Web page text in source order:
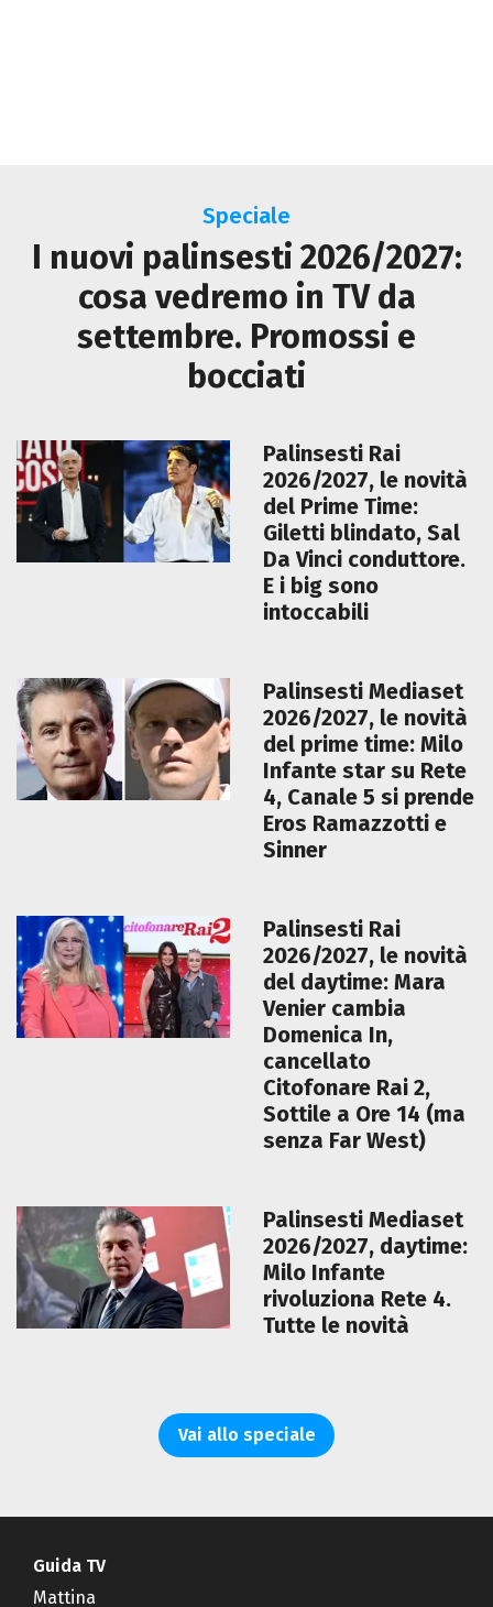
Speciale
I nuovi palinsesti 2026/2027:
cosa vedremo in TV da
settembre. Promossi e
bocciati
Palinsesti Rai
2026/2027, le novità
del Prime Time:
Giletti blindato, Sal
Da Vinci conduttore.
E i big sono
intoccabili
Palinsesti Mediaset
2026/2027, le novità
del prime time: Milo
Infante star su Rete
4, Canale 5 si prende
Eros Ramazzotti e
Sinner
Palinsesti Rai
2026/2027, le novità
del daytime: Mara
Venier cambia
Domenica In,
cancellato
Citofonare Rai 2,
Sottile a Ore 14 (ma
senza Far West)
Palinsesti Mediaset
2026/2027, daytime:
Milo Infante
rivoluziona Rete 4.
Tutte le novità
Vai allo speciale
Guida TV
Mattina